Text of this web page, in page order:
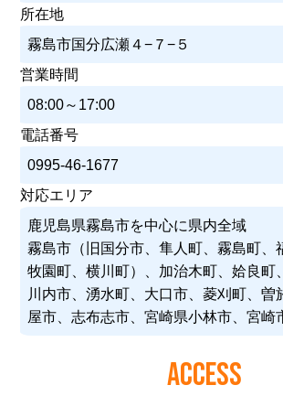
所在地
霧島市国分広瀬４−７−５
営業時間
08:00～17:00
電話番号
0995-46-1677
対応エリア
鹿児島県霧島市を中心に県内全域
霧島市（旧国分市、隼人町、霧島町、
牧園町、横川町）、加治木町、姶良町
川内市、湧水町、大口市、菱刈町、曽
屋市、志布志市、宮崎県小林市、宮崎
ACCESS